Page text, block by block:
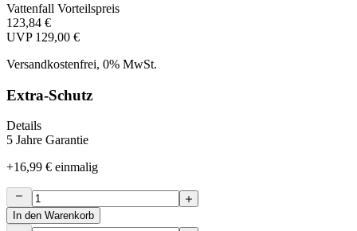
Vattenfall Vorteilspreis
123,84 €
UVP 129,00 €
Versandkostenfrei, 0% MwSt.
Extra-Schutz
Details
5 Jahre Garantie
+16,99 € einmalig
In den Warenkorb